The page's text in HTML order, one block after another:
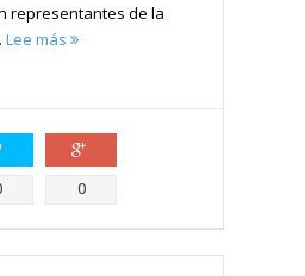
representantes de la
Lee más
Compartir
0